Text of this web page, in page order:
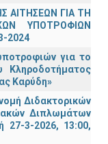
ΑΙΤΗΣΕΩΝ ΓΙΑ ΤΗ
ΥΠΟΤΡΟΦΙΩΝ
2024
για το
Κληροδοτήματος
Καρύδη»
Διδακτορικών
Διπλωμάτων
27-3-2026, 13:00,